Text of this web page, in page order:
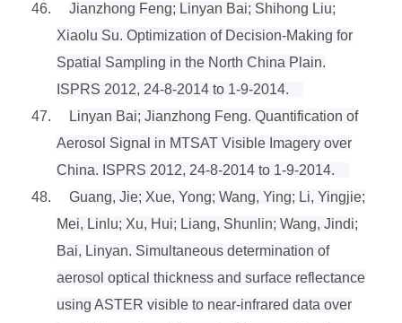
46.
Jianzhong Feng; Linyan Bai; Shihong Liu;
Xiaolu Su. Optimization of Decision-Making for
Spatial Sampling in the North China Plain.
ISPRS 2012, 24-8-2014 to 1-9-2014.
47.
Linyan Bai; Jianzhong Feng. Quantification of
Aerosol Signal in MTSAT Visible Imagery over
China. ISPRS 2012, 24-8-2014 to 1-9-2014.
48.
Guang, Jie; Xue, Yong; Wang, Ying; Li, Yingjie;
Mei, Linlu; Xu, Hui; Liang, Shunlin; Wang, Jindi;
Bai, Linyan. Simultaneous determination of
aerosol optical thickness and surface reflectance
using ASTER visible to near-infrared data over